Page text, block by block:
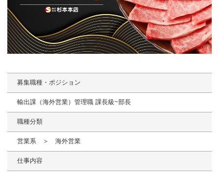
募集職種・ポジション
輸出課（海外営業）管理職 課長級~部長
職種分類
営業系 ＞ 海外営業
仕事内容